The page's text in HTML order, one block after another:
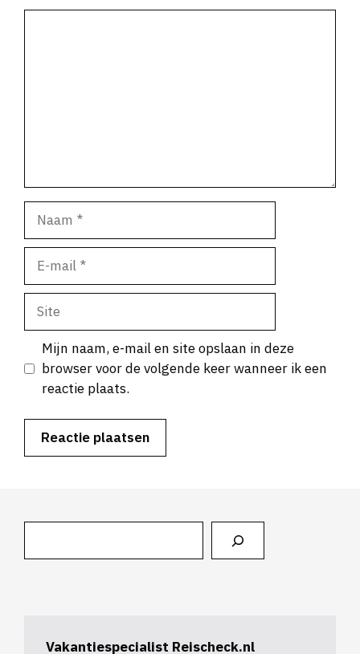
mail
Site
Mijn naam, e-mail en site opslaan in deze
browser voor de volgende keer wanneer ik een
reactie plaats.
Vakantiespecialist Reischeck.nl